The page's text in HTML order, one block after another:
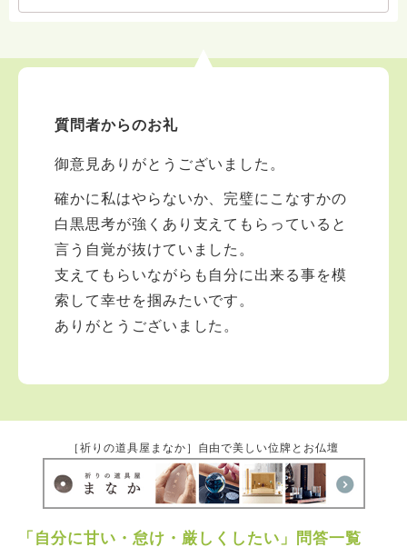
いて、あなたに向き合っています。 ですので、過去の
いします。 ※個別相談は、hasunohaオンライン相談よ
ください。 法務を優先させてください。
質問者からのお礼
御意見ありがとうございました。
確かに私はやらないか、完璧にこなすかの
白黒思考が強くあり支えてもらっていると
言う自覚が抜けていました。
支えてもらいながらも自分に出来る事を模
索して幸せを掴みたいです。
ありがとうございました。
［祈りの道具屋まなか］自由で美しい位牌とお仏壇
「自分に甘い・怠け・厳しくしたい」問答一覧